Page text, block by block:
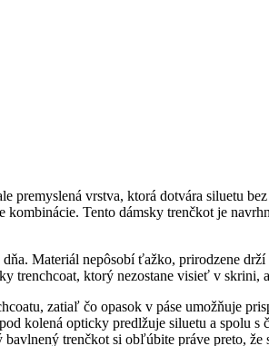
premyslená vrstva, ktorá dotvára siluetu
Tento dámsky trenčkot je
Materiál nepôsobí ťažko, prirodzene
trenchcoat, ktorý nezostane visieť v skrini,
zatiaľ čo opasok v páse umožňuje
kolená opticky predlžuje siluetu a spolu s
trenčkot si obľúbite práve preto, že